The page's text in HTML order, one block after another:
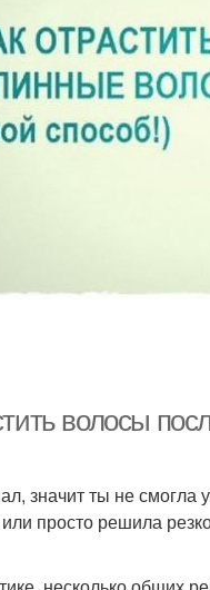
волосы
значит ты не смогла
просто решила